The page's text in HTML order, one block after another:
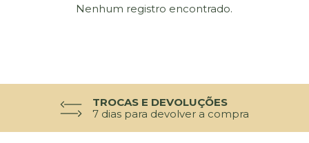
Nenhum registro encontrado.
TROCAS E DEVOLUÇÕES
7 dias para devolver a compra